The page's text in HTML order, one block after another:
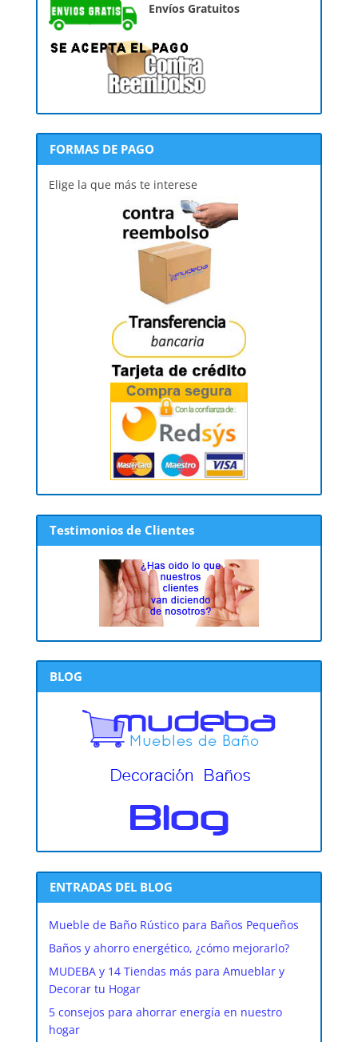
Envíos Gratuitos
FORMAS DE PAGO
Elige la que más te interese
Testimonios de Clientes
BLOG
ENTRADAS DEL BLOG
Mueble de Baño Rústico para Baños Pequeños
Baños y ahorro energético, ¿cómo mejorarlo?
MUDEBA y 14 Tiendas más para Amueblar y
Decorar tu Hogar
5 consejos para ahorrar energía en nuestro
hogar